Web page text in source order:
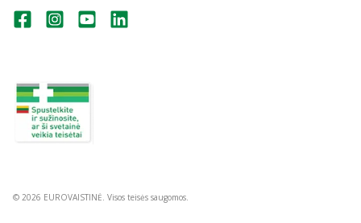
© 2026 EUROVAISTINĖ. Visos teisės saugomos.